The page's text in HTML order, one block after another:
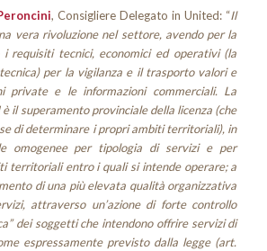
, Consigliere Delegato in United: “Il
vera rivoluzione nel settore, avendo per la
requisiti tecnici, economici ed operativi (la
per la vigilanza e il trasporto valori e
private e le informazioni commerciali. La
il superamento provinciale della licenza (che
di determinare i propri ambiti territoriali), in
omogenee per tipologia di servizi e per
territoriali entro i quali si intende operare; a
di una più elevata qualità organizzativa
attraverso un’azione di forte controllo
dei soggetti che intendono offrire servizi di
espressamente previsto dalla legge (art.